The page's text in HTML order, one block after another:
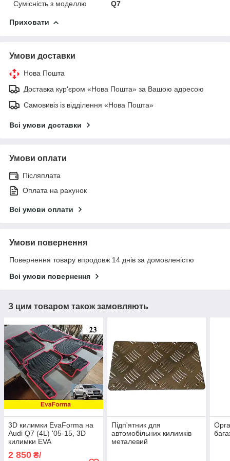
Сумісність з моделлю Q7
Приховати
Умови доставки
Нова Пошта
Доставка кур'єром «Нова Пошта» за Вашою адресою
Самовивіз із відділення «Нова Пошта»
Всі умови доставки
Умови оплати
Післяплата
Оплата на рахунок
Всі умови оплати
Умови повернення
Повернення товару впродовж 14 днів за домовленістю
Всі умови повернення
З цим товаром також замовляють
3D килимки EvaForma на
Audi Q7 (4L) '05-15, 3D
килимки EVA
2 850 ₴/
Підп'ятник для
автомобільних килимків
металевий